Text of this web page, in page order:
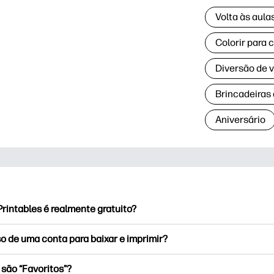
Volta às
Colorir para
Diversão de
Brincadeiras
Aniversário
é realmente gratuito?
páginas populares para colorir, planilhas divertidas de
de uma conta para baixar e imprimir?
“Favoritos”?